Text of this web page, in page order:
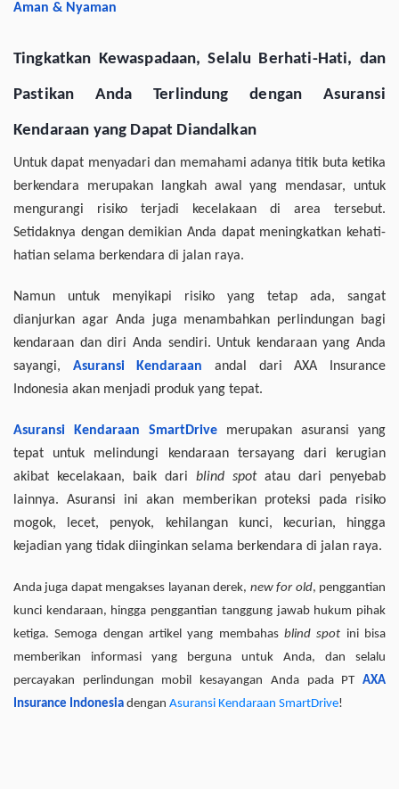
Aman & Nyaman
Tingkatkan Kewaspadaan, Selalu Berhati-Hati, dan
Pastikan Anda Terlindung dengan Asuransi
Kendaraan yang Dapat Diandalkan
Untuk dapat menyadari dan memahami adanya titik buta ketika
berkendara merupakan langkah awal yang mendasar, untuk
mengurangi risiko terjadi kecelakaan di area tersebut.
Setidaknya dengan demikian Anda dapat meningkatkan kehati-
hatian selama berkendara di jalan raya.
Namun untuk menyikapi risiko yang tetap ada, sangat
dianjurkan agar Anda juga menambahkan perlindungan bagi
kendaraan dan diri Anda sendiri. Untuk kendaraan yang Anda
sayangi, Asuransi Kendaraan andal dari AXA Insurance
Indonesia akan menjadi produk yang tepat.
Asuransi Kendaraan SmartDrive merupakan asuransi yang
tepat untuk melindungi kendaraan tersayang dari kerugian
akibat kecelakaan, baik dari blind spotatau dari penyebab
lainnya. Asuransi ini akan memberikan proteksi pada risiko
mogok, lecet, penyok, kehilangan kunci, kecurian, hingga
kejadian yang tidak diinginkan selama berkendara di jalan raya.
Anda juga dapat mengakses layanan derek, new for old, penggantian
kunci kendaraan, hingga penggantian tanggung jawab hukum pihak
ketiga. Semoga dengan artikel yang membahas blind spot ini bisa
memberikan informasi yang berguna untuk Anda, dan selalu
percayakan perlindungan mobil kesayangan Anda pada PT AXA
Insurance Indonesia dengan Asuransi Kendaraan SmartDrive!